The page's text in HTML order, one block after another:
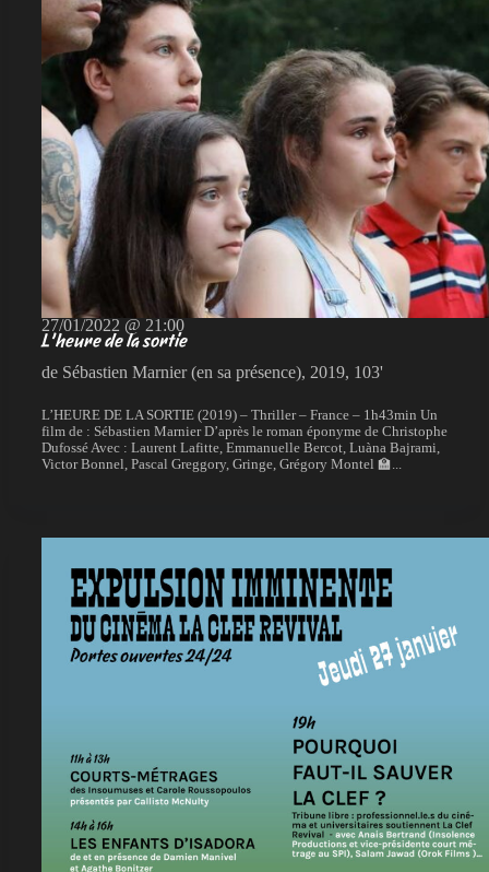
27/01/2022 @ 21:00
L’heure de la sortie
de Sébastien Marnier (en sa présence), 2019, 103'
L’HEURE DE LA SORTIE (2019) – Thriller – France – 1h43min Un
film de : Sébastien Marnier D’après le roman éponyme de Christophe
Dufossé Avec : Laurent Lafitte, Emmanuelle Bercot, Luàna Bajrami,
Victor Bonnel, Pascal Greggory, Gringe, Grégory Montel 🏫...